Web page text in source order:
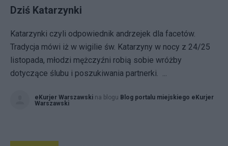
Dziś Katarzynki
Katarzynki czyli odpowiednik andrzejek dla facetów.
Tradycja mówi iż w wigilie św. Katarzyny w nocy z 24/25
listopada, młodzi mężczyźni robią sobie wróżby
dotyczące ślubu i poszukiwania partnerki. ...
eKurjer Warszawski na blogu Blog portalu miejskiego eKurjer
Warszawski